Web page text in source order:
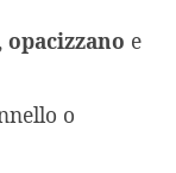
opacizzano e
o